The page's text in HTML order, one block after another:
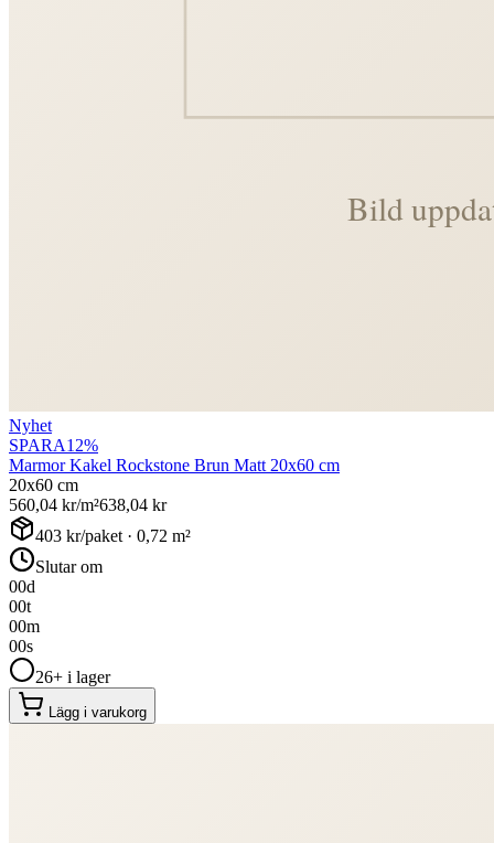
Nyhet
SPARA12%
Marmor Kakel Rockstone Brun Matt 20x60 cm
20x60 cm
560,04 kr/m²638,04 kr
403 kr/paket · 0,72 m²
Slutar om
00d
00t
00m
00s
26+ i lager
Lägg i varukorg